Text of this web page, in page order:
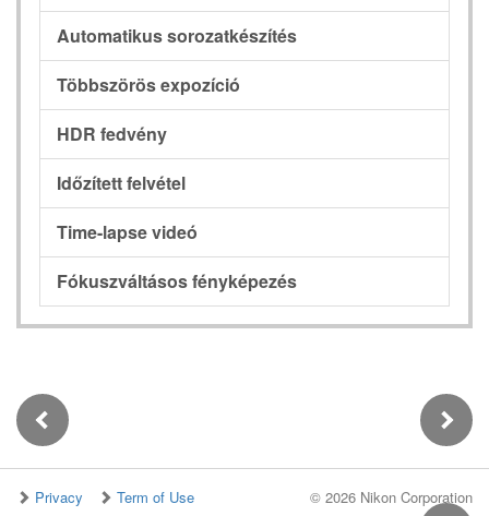
Automatikus sorozatkészítés
Többszörös expozíció
HDR fedvény
Időzített felvétel
Time-lapse videó
Fókuszváltásos fényképezés
Privacy Term of Use © 2026 Nikon Corporation